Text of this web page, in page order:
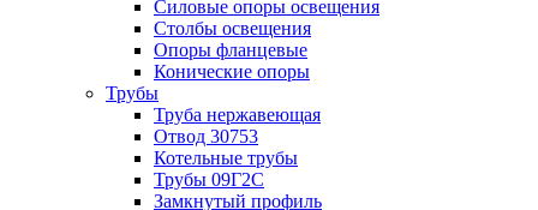
Силовые опоры освещения
Столбы освещения
Опоры фланцевые
Конические опоры
Трубы
Труба нержавеющая
Отвод 30753
Котельные трубы
Трубы 09Г2С
Замкнутый профиль